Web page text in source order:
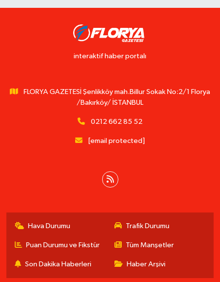
interaktif haber portalı
FLORYA GAZETESİ Şenlikköy mah.Billur Sokak No:2/1 Florya
/Bakırköy/ İSTANBUL
0212 662 85 52
[email protected]
Hava Durumu Trafik Durumu
Puan Durumu ve Fikstür Tüm Manşetler
Son Dakika Haberleri Haber Arşivi